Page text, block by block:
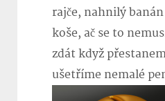
rajče, nahnilý
koše, ač se to
zdát když
ušetříme nemalé